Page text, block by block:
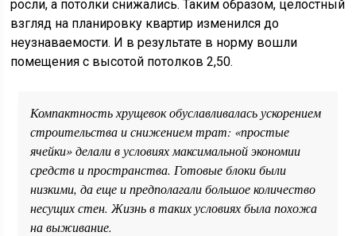
росли, а потолки снижались. Таким образом, целостный
взгляд на планировку квартир изменился до
неузнаваемости. И в результате в норму вошли
помещения с высотой потолков 2,50.
Компактность хрущевок обуславливалась ускорением
строительства и снижением трат: «простые
ячейки» делали в условиях максимальной экономии
средств и пространства. Готовые блоки были
низкими, да еще и предполагали большое количество
несущих стен. Жизнь в таких условиях была похожа
на выживание.